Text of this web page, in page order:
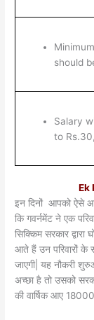
should
Salary
to
Ek
इन दिनों आपको ऐसे
कि गवर्नमेंट ने एक
सिक्किम सरकार
आते हैं उन परिवारों के
जाएगी| यह नौकरी
अच्छा है तो उसको
की वार्षिक आए